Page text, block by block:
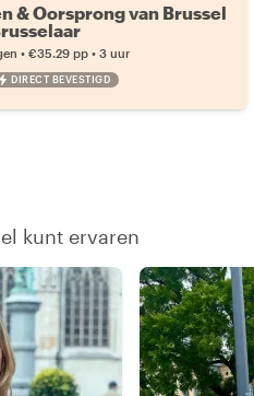
& Oorsprong van Brussel
•€35.29 pp •3 uur
DIRECT BEVESTIGD
kunt ervaren